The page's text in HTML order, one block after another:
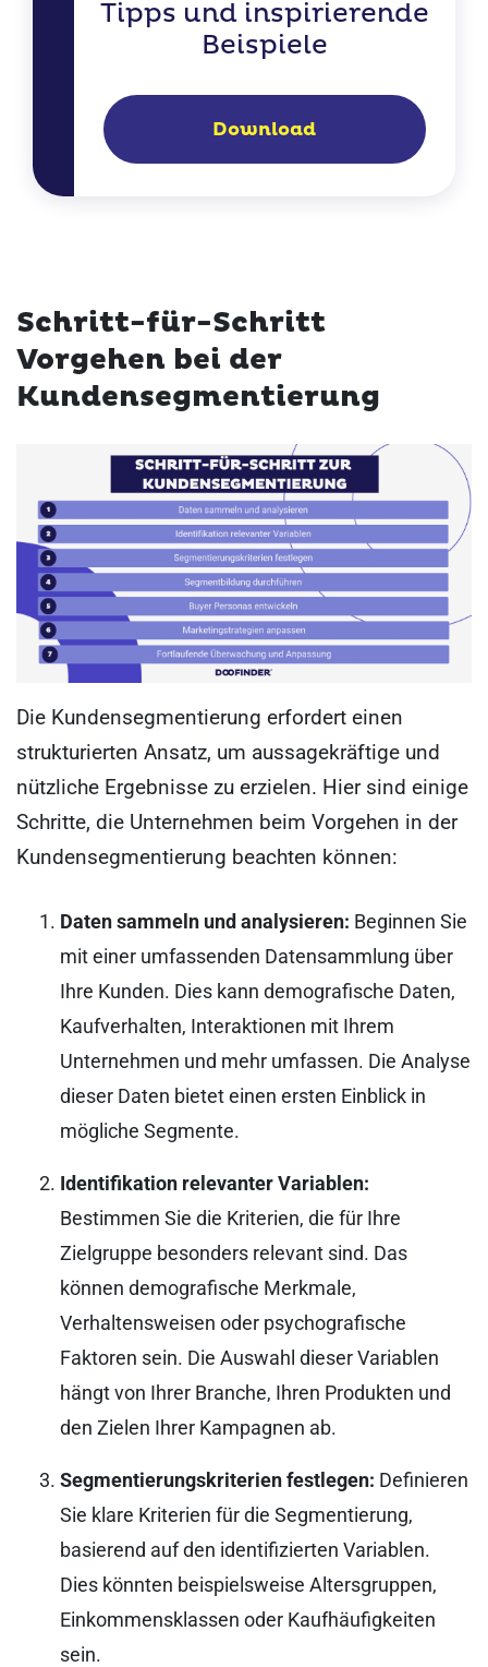
Tipps und inspirierende
Beispiele
Download
Schritt-für-Schritt
Vorgehen bei der
Kundensegmentierung
Die Kundensegmentierung erfordert einen
strukturierten Ansatz, um aussagekräftige und
nützliche Ergebnisse zu erzielen. Hier sind einige
Schritte, die Unternehmen beim Vorgehen in der
Kundensegmentierung beachten können:
Daten sammeln und analysieren: Beginnen Sie
mit einer umfassenden Datensammlung über
Ihre Kunden. Dies kann demografische Daten,
Kaufverhalten, Interaktionen mit Ihrem
Unternehmen und mehr umfassen. Die Analyse
dieser Daten bietet einen ersten Einblick in
mögliche Segmente.
Identifikation relevanter Variablen:
Bestimmen Sie die Kriterien, die für Ihre
Zielgruppe besonders relevant sind. Das
können demografische Merkmale,
Verhaltensweisen oder psychografische
Faktoren sein. Die Auswahl dieser Variablen
hängt von Ihrer Branche, Ihren Produkten und
den Zielen Ihrer Kampagnen ab.
Segmentierungskriterien festlegen: Definieren
Sie klare Kriterien für die Segmentierung,
basierend auf den identifizierten Variablen.
Dies könnten beispielsweise Altersgruppen,
Einkommensklassen oder Kaufhäufigkeiten
sein.